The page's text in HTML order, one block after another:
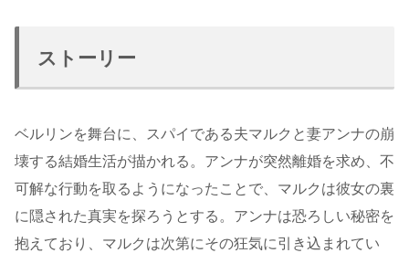
ストーリー
ベルリンを舞台に、スパイである夫マルクと妻アンナの崩
壊する結婚生活が描かれる。アンナが突然離婚を求め、不
可解な行動を取るようになったことで、マルクは彼女の裏
に隠された真実を探ろうとする。アンナは恐ろしい秘密を
抱えており、マルクは次第にその狂気に引き込まれてい